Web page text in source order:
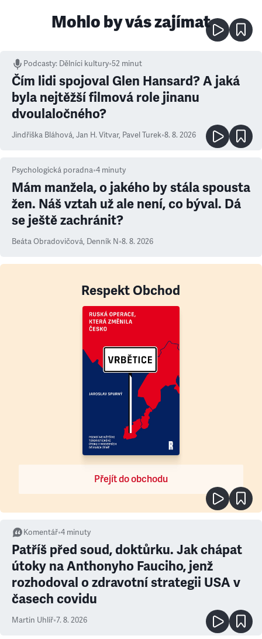
Mohlo by vás zajímat
Podcasty: Dělníci kultury•52 minut
Čím lidi spojoval Glen Hansard? A jaká
byla nejtěžší filmová role jinanu
dvoulaločného?
Jindřiška Bláhová, Jan H. Vitvar, Pavel Turek•8. 8. 2026
Psychologická poradna•4 minuty
Mám manžela, o jakého by stála spousta
žen. Náš vztah už ale není, co býval. Dá
se ještě zachránit?
Beáta Obradovičová, Denník N•8. 8. 2026
Respekt Obchod
Přejít do obchodu
Komentář•4 minuty
Patříš před soud, doktůrku. Jak chápat
útoky na Anthonyho Fauciho, jenž
rozhodoval o zdravotní strategii USA v
časech covidu
Martin Uhlíř•7. 8. 2026